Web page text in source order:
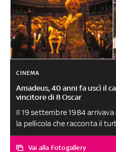
CINEMA
Amadeus, 40 anni fa uscì il
vincitore di 8 Oscar
Il 19 settembre 1984
la pellicola che racconta il
tratta di un falso storico) tra
da una pièce teatrale, a sua
Vai alla Fotogallery